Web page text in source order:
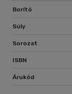
Borító
Súly
Sorozat
ISBN
Árukód